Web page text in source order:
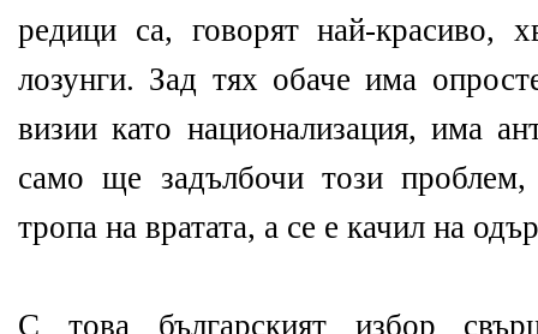
редици са, говорят най-красиво,
лозунги. Зад тях обаче има
визии като национализация, има
само ще задълбочи този
тропа на вратата, а се е качил на
С това българският избор